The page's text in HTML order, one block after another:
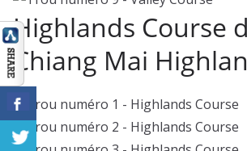
Highlands Course
Chiang Mai